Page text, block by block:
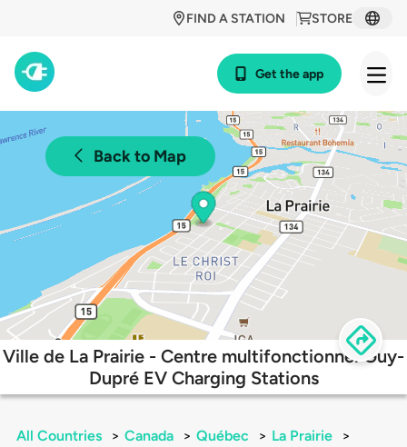
STORE
FIND A STATION
Get the app
Back to Map
Ville de La Prairie - Centre multifonctionnel Guy-
Dupré EV Charging Stations
All Countries > Canada > Québec > La Prairie
>